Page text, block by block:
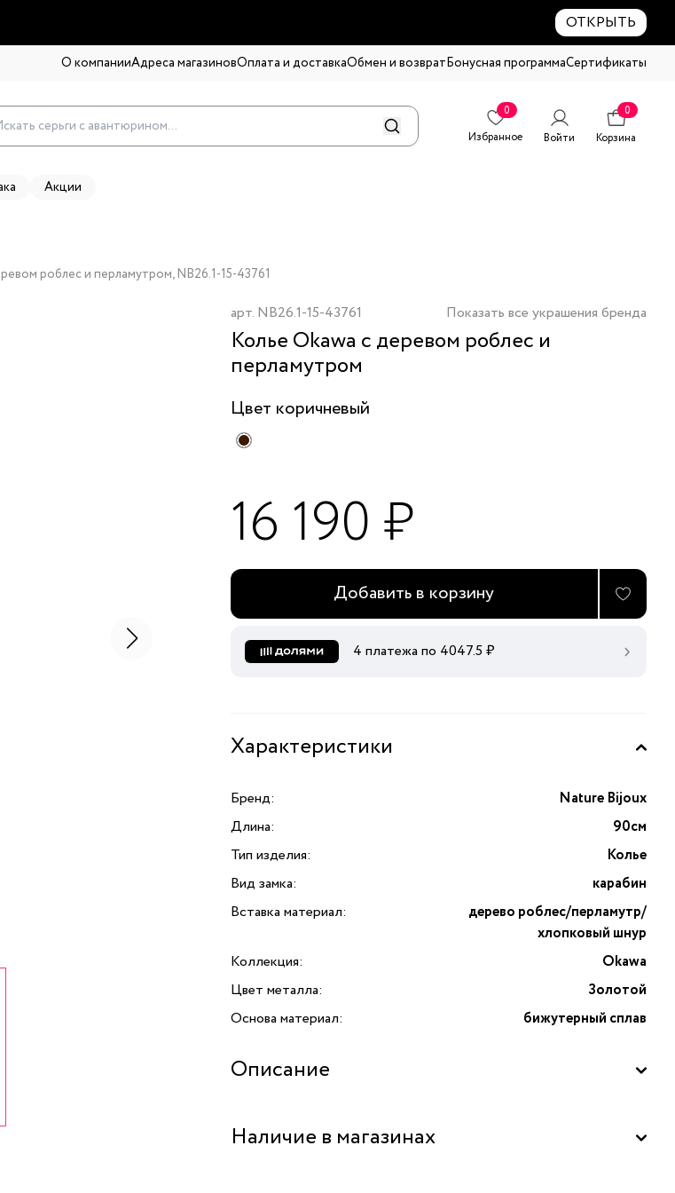
ОТКРЫТЬ
О компанииАдреса магазиновОплата и доставкаОбмен и возвратБонусная программаСертификаты
0
Избранное
Войти
0
Корзина
Акции
роблес и перламутром, NB26.1-15-43761
арт. NB26.1-15-43761 Показать все украшения бренда
Колье Okawa с деревом роблес и
перламутром
Цвет коричневый
16 190 ₽
Добавить в корзину
4 платежа по 4047.5 ₽
Характеристики
Бренд:
Nature Bijoux
Длина:
90см
Тип изделия:
Колье
Вид замка:
карабин
Вставка материал:
дерево роблес/перламутр/
хлопковый шнур
Коллекция:
Okawa
Цвет металла:
Золотой
Основа материал:
бижутерный сплав
Описание
бренда Nature Bijoux — воплощение утончённости и природной
Наличие в магазинах